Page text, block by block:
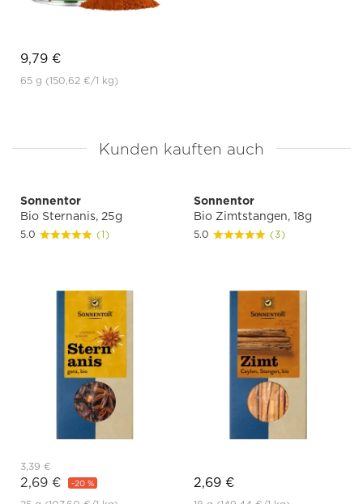
9,79 €
65 g (150,62 €/1 kg)
Kunden kauften auch
Sonnentor
Bio Sternanis, 25g
5.0 (1)
3,39 €
2,69 € -20 %
Sonnentor
Bio Zimtstangen, 18g
5.0 (3)
2,69 €